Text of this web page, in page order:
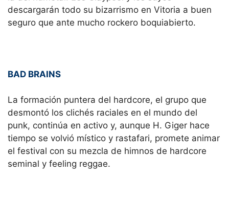
descargarán todo su bizarrismo en Vitoria a buen
seguro que ante mucho rockero boquiabierto.
BAD BRAINS
La formación puntera del hardcore, el grupo que
desmontó los clichés raciales en el mundo del
punk, continúa en activo y, aunque H. Giger hace
tiempo se volvió místico y rastafari, promete animar
el festival con su mezcla de himnos de hardcore
seminal y feeling reggae.